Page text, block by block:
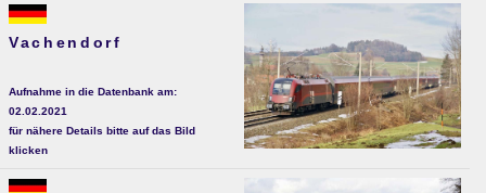
Vachendorf
Aufnahme in die Datenbank am:
02.02.2021
für nähere Details bitte auf das Bild
klicken